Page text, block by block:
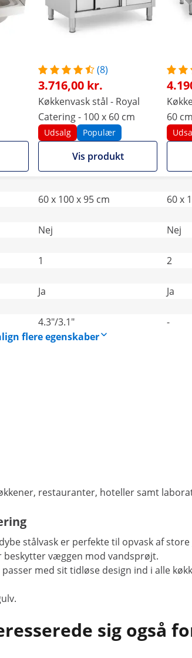
(8)
3.716,00 kr.
Køkkenvask stål - Royal
Catering - 100 x 60 cm
Udsalg Populær
Vis produkt
60 cm
60 x 100 x 95 cm 60 x
Nej Nej
1 2
Ja Ja
4.3"/3.1" -
flere egenskaber
restauranter, hoteller samt
stålvask er perfekte til opvask af
beskytter væggen mod vandsprøjt.
med sit tidløse design ind i alle
sig også